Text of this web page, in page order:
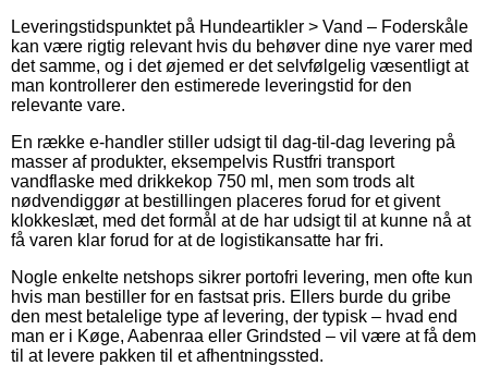
Leveringstidspunktet på Hundeartikler > Vand – Foderskåle
kan være rigtig relevant hvis du behøver dine nye varer med
det samme, og i det øjemed er det selvfølgelig væsentligt at
man kontrollerer den estimerede leveringstid for den
relevante vare.
En række e-handler stiller udsigt til dag-til-dag levering på
masser af produkter, eksempelvis Rustfri transport
vandflaske med drikkekop 750 ml, men som trods alt
nødvendiggør at bestillingen placeres forud for et givent
klokkeslæt, med det formål at de har udsigt til at kunne nå at
få varen klar forud for at de logistikansatte har fri.
Nogle enkelte netshops sikrer portofri levering, men ofte kun
hvis man bestiller for en fastsat pris. Ellers burde du gribe
den mest betalelige type af levering, der typisk – hvad end
man er i Køge, Aabenraa eller Grindsted – vil være at få dem
til at levere pakken til et afhentningssted.